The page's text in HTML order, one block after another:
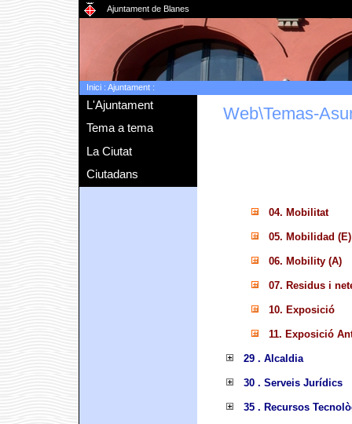
Ajuntament de Blanes
Inici: Ajuntament:
L'Ajuntament
Tema a tema
La Ciutat
Ciutadans
Web\Temas-
04. Mobilitat
05. Mobilidad (E)
06. Mobility (A)
07. Residus i
10. Exposició
11. Exposició
29 . Alcaldia
30 . Serveis Jurídics
35 . Recursos